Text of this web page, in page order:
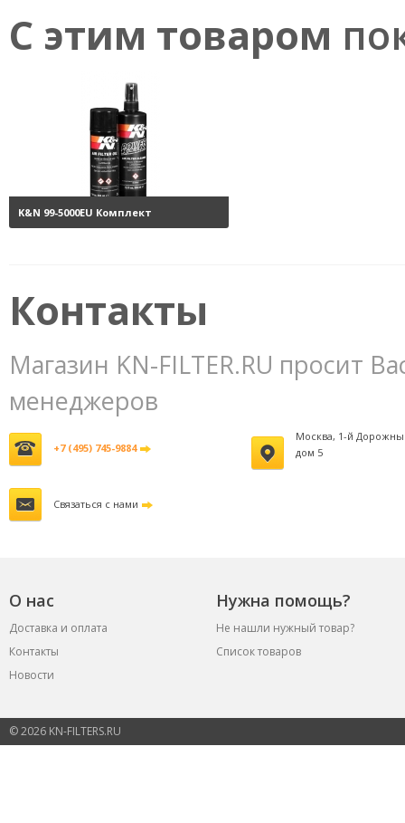
С этим товаром
K&N 99-5000EU Комплект
Контакты
Магазин KN-FILTER.RU просит
менеджеров
+7 (495) 745-9884
Москва, 1-й
дом 5
Связаться с нами
О нас Нужна помощь?
Доставка и оплата
Не нашли нужный товар?
Контакты
Список товаров
Новости
© 2026 KN-FILTERS.RU